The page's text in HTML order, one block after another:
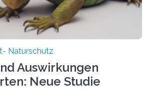
für Agrarklimaschutz…
Naturschutz
Auswirkungen
Neue Studie